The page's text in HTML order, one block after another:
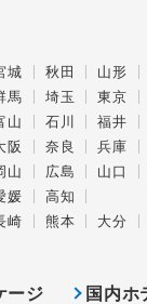
城 秋田 山形
馬 埼玉 東京
山 石川 福井
阪 奈良 兵庫
山 広島
山口
媛
高知
崎 熊本 大分
ージ 国内ホ